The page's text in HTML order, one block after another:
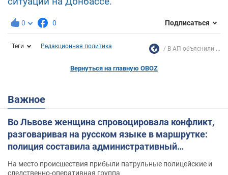
0 0 Подписаться
Теги Редакционная политика В АП объяснили ...
Вернуться на главную OBOZ
Важное
Во Львове женщина спровоцировала конфликт,
разговаривая на русском языке в маршрутке:
полиция составила административный
На место происшествия прибыли патрульные полицейские и
следственно-оперативная группа